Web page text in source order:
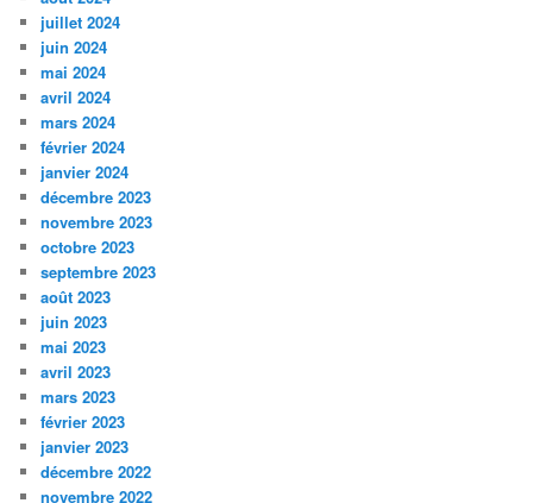
juillet 2024
juin 2024
mai 2024
avril 2024
mars 2024
février 2024
janvier 2024
décembre 2023
novembre 2023
octobre 2023
septembre 2023
août 2023
juin 2023
mai 2023
avril 2023
mars 2023
février 2023
janvier 2023
décembre 2022
novembre 2022